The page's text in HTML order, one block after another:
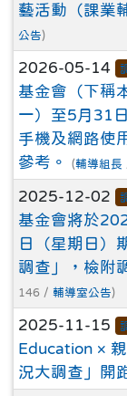
藝活動（課業
公告)
2026-05-14
基金會（下稱
一）至5月31
手機及網路使
參考。
(輔導組長
2025-12-02
基金會將於
日（星期日）
調查」，檢附
146 / 輔導室公告)
2025-11-15
Education ×
況大調查」開